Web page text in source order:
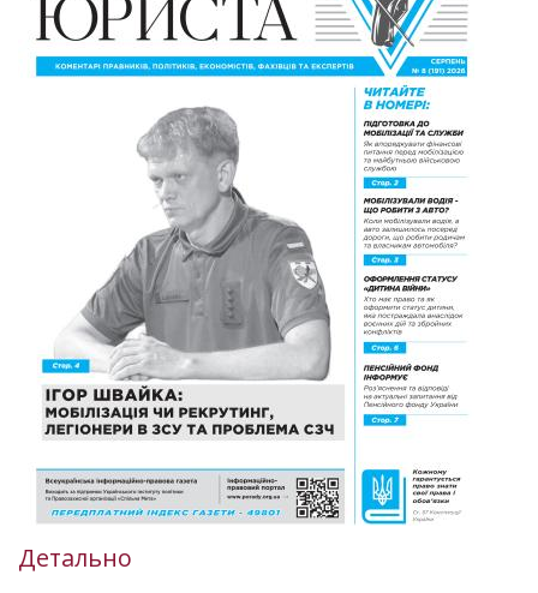
Детально